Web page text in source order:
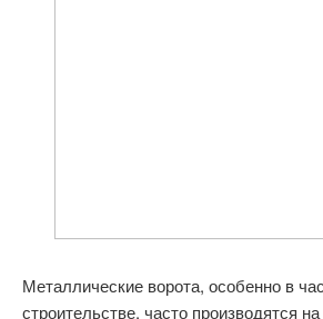
Металлические ворота, особенно в
строительстве, часто производятся